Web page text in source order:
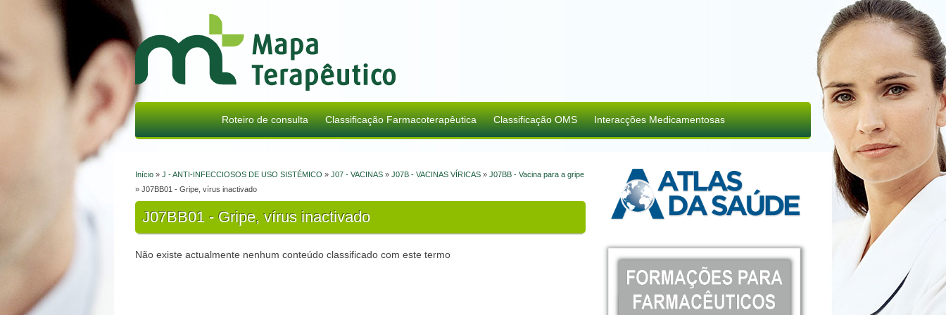
Mapa Terapêutico
Roteiro de consulta Classificação Farmacoterapêutica Classificação OMS Interacções Medicamentosas
Está aqui
Início » J - ANTI-INFECCIOSOS DE USO SISTÉMICO » J07 - VACINAS » J07B - VACINAS VÍRICAS » J07BB - Vacina para a gripe
» J07BB01 - Gripe, vírus inactivado
J07BB01 - Gripe, vírus inactivado
Não existe actualmente nenhum conteúdo classificado com este termo